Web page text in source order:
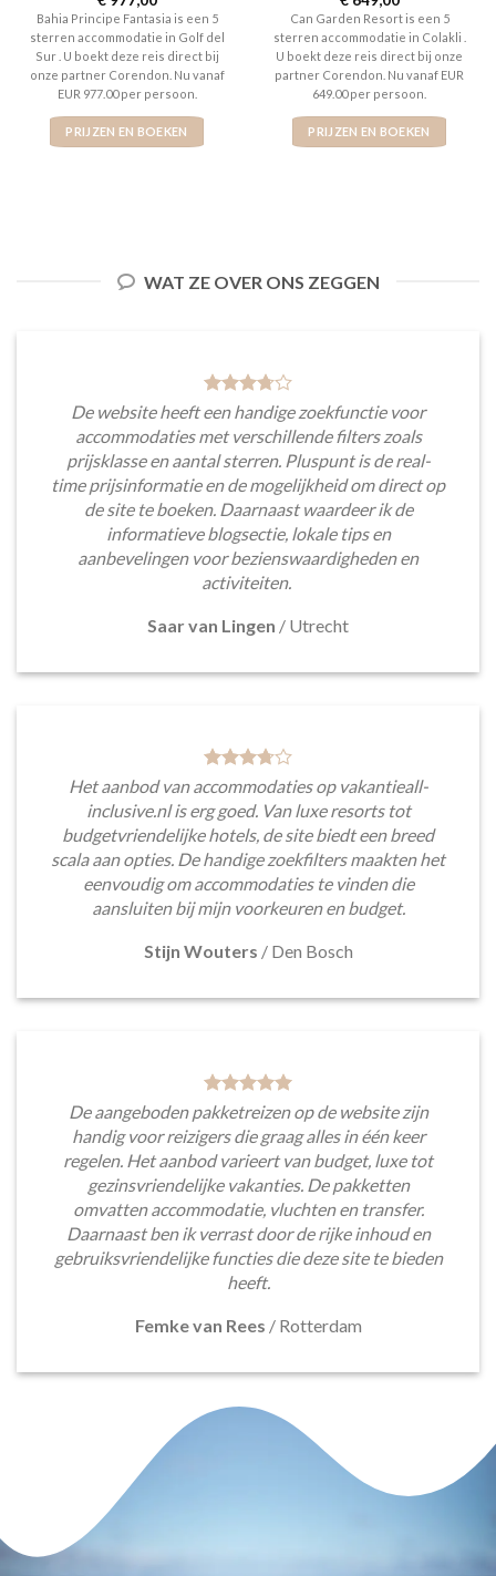
5uit 5
Bahia Principe Fantasia is een 5
sterren accommodatie in Golf del
Sur . U boekt deze reis direct bij
onze partner Corendon. Nu vanaf
EUR 977.00 per persoon.
PRIJZEN EN BOEKEN
5uit 5
Can Garden Resort is een 5
sterren accommodatie in Colakli .
U boekt deze reis direct bij onze
partner Corendon. Nu vanaf EUR
649.00 per persoon.
PRIJZEN EN BOEKEN
WAT ZE OVER ONS ZEGGEN
De website heeft een handige zoekfunctie voor
accommodaties met verschillende filters zoals
prijsklasse en aantal sterren. Pluspunt is de real-
time prijsinformatie en de mogelijkheid om direct op
de site te boeken. Daarnaast waardeer ik de
informatieve blogsectie, lokale tips en
aanbevelingen voor bezienswaardigheden en
activiteiten.
Saar van Lingen / Utrecht
Het aanbod van accommodaties op vakantieall-
inclusive.nl is erg goed. Van luxe resorts tot
budgetvriendelijke hotels, de site biedt een breed
scala aan opties. De handige zoekfilters maakten het
eenvoudig om accommodaties te vinden die
aansluiten bij mijn voorkeuren en budget.
Stijn Wouters / Den Bosch
De aangeboden pakketreizen op de website zijn
handig voor reizigers die graag alles in één keer
regelen. Het aanbod varieert van budget, luxe tot
gezinsvriendelijke vakanties. De pakketten
omvatten accommodatie, vluchten en transfer.
Daarnaast ben ik verrast door de rijke inhoud en
gebruiksvriendelijke functies die deze site te bieden
heeft.
Femke van Rees / Rotterdam